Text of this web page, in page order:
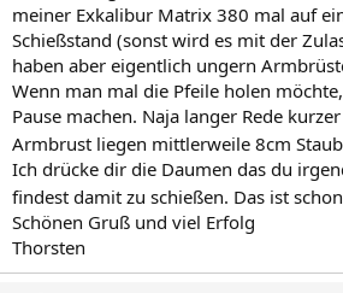
meiner Exkalibur Matrix 380 mal auf
Schießstand (sonst wird es mit der
haben aber eigentlich ungern
Wenn man mal die Pfeile holen
Pause machen. Naja langer Rede
Armbrust liegen mittlerweile 8cm Staub
Ich drücke dir die Daumen das du
findest damit zu schießen. Das ist
Schönen Gruß und viel Erfolg
Thorsten